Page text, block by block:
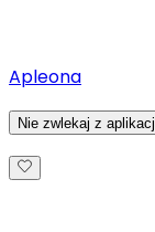
Apleona
Nie zwlekaj z